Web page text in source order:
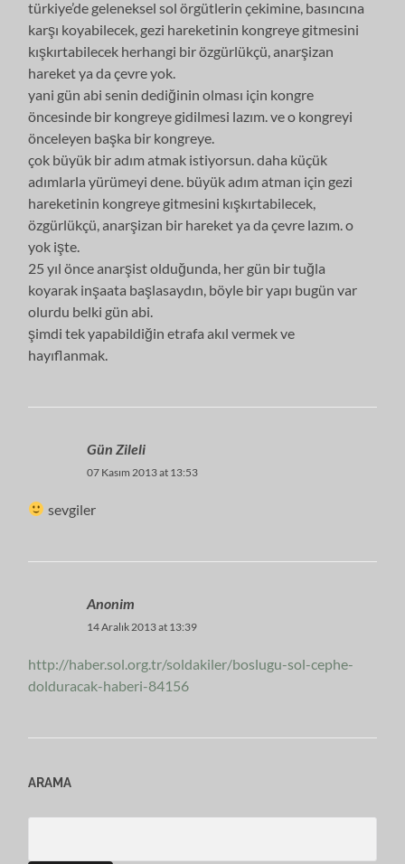
türkiye’de geleneksel sol örgütlerin çekimine, basıncına
karşı koyabilecek, gezi hareketinin kongreye gitmesini
kışkırtabilecek herhangi bir özgürlükçü, anarşizan
hareket ya da çevre yok.
yani gün abi senin dediğinin olması için kongre
öncesinde bir kongreye gidilmesi lazım. ve o kongreyi
önceleyen başka bir kongreye.
çok büyük bir adım atmak istiyorsun. daha küçük
adımlarla yürümeyi dene. büyük adım atman için gezi
hareketinin kongreye gitmesini kışkırtabilecek,
özgürlükçü, anarşizan bir hareket ya da çevre lazım. o
yok işte.
25 yıl önce anarşist olduğunda, her gün bir tuğla
koyarak inşaata başlasaydın, böyle bir yapı bugün var
olurdu belki gün abi.
şimdi tek yapabildiğin etrafa akıl vermek ve
hayıflanmak.
Gün Zileli
07 Kasım 2013 at 13:53
sevgiler
Anonim
14 Aralık 2013 at 13:39
http://haber.sol.org.tr/soldakiler/boslugu-sol-cephe-
dolduracak-haberi-84156
ARAMA